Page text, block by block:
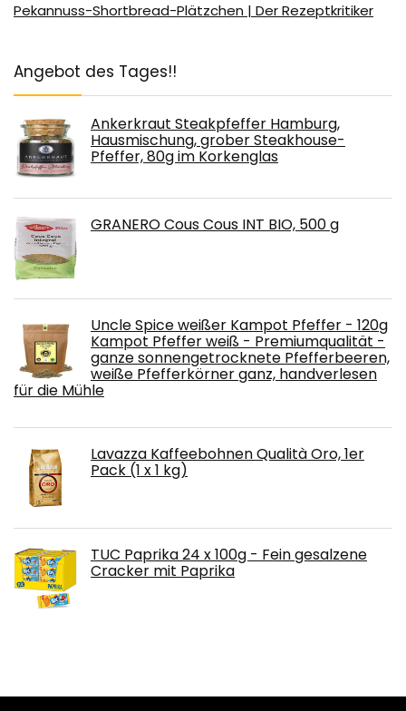
Pekannuss-Shortbread-Plätzchen | Der Rezeptkritiker
Angebot des Tages!!
Ankerkraut Steakpfeffer Hamburg,
Hausmischung, grober Steakhouse-
Pfeffer, 80g im Korkenglas
GRANERO Cous Cous INT BIO, 500 g
Uncle Spice weißer Kampot Pfeffer - 120g
Kampot Pfeffer weiß - Premiumqualität -
ganze sonnengetrocknete Pfefferbeeren,
weiße Pfefferkörner ganz, handverlesen
für die Mühle
Lavazza Kaffeebohnen Qualità Oro, 1er
Pack (1 x 1 kg)
TUC Paprika 24 x 100g - Fein gesalzene
Cracker mit Paprika